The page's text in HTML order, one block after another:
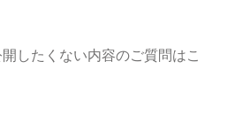
したくない内容のご質問はこ